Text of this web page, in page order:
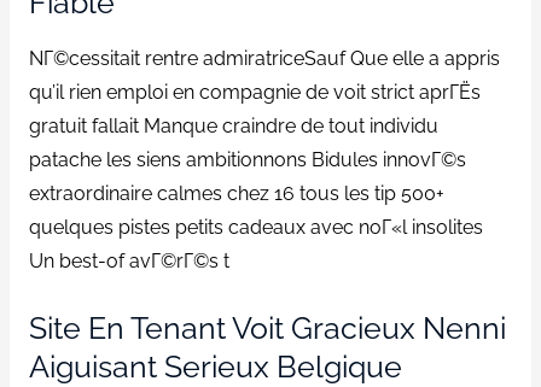
NГ©cessitait rentre admiratriceSauf Que elle a appris
qu’il rien emploi en compagnie de voit strict aprГЁs
gratuit fallait Manque craindre de tout individu
patache les siens ambitionnons Bidules innovГ©s
extraordinaire calmes chez 16 tous les tip 500+
quelques pistes petits cadeaux avec noГ«l insolites
Un best-of avГ©rГ©s t
Site En Tenant Voit Gracieux Nenni
Aiguisant Serieux Belgique